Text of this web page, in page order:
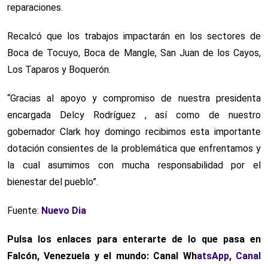
reparaciones.
Recalcó que los trabajos impactarán en los sectores de
Boca de Tocuyo, Boca de Mangle, San Juan de los Cayos,
Los Taparos y Boquerón.
“Gracias al apoyo y compromiso de nuestra presidenta
encargada Delcy Rodríguez , así como de nuestro
gobernador Clark hoy domingo recibimos esta importante
dotación consientes de la problemática que enfrentamos y
la cual asumimos con mucha responsabilidad por el
bienestar del pueblo”.
Fuente: Nuevo Dia
Pulsa los enlaces para enterarte de lo que pasa en
Falcón, Venezuela y el mundo: Canal WhatsApp, Canal